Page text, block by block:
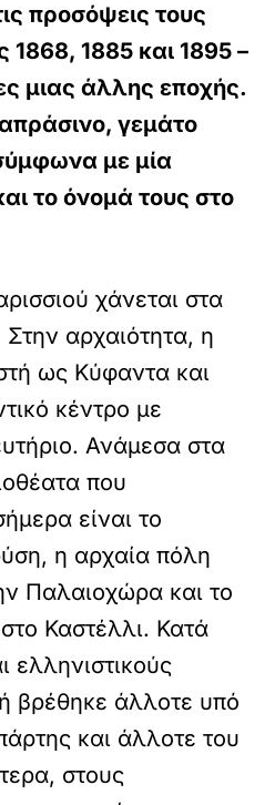
προσόψεις τους
1868, 1885 και 1895 –
μιας άλλης εποχής.
γεμάτο
με μία
το όνομά τους στο
χάνεται στα
αρχαιότητα, η
ως Κύφαντα και
κέντρο με
Ανάμεσα στα
που
είναι το
η αρχαία πόλη
Παλαιοχώρα και το
Καστέλλι. Κατά
ελληνιστικούς
βρέθηκε άλλοτε υπό
και άλλοτε του
στους